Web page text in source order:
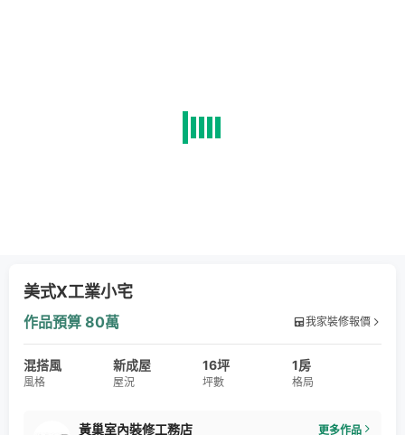
美式X工業小宅
作品預算 80萬 我家裝修報價
混搭風
風格
新成屋
屋況
16坪
坪數
1房
格局
黃巢室內裝修工務店
更多作品